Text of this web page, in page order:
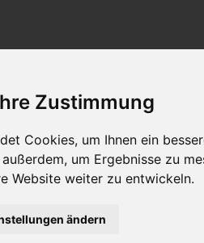
Zustimmung
Cookies, um Ihnen ein
um Ergebnisse zu
Website weiter zu entwickeln.
ändern
2 Merkliste:0